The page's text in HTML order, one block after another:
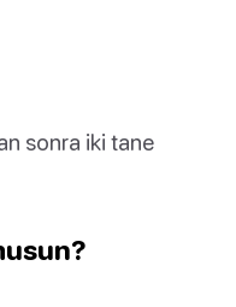
sonra iki tane